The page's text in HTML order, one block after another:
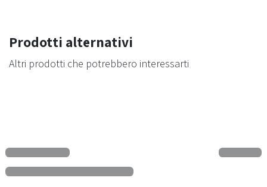
Prodotti alternativi
Altri prodotti che potrebbero interessarti